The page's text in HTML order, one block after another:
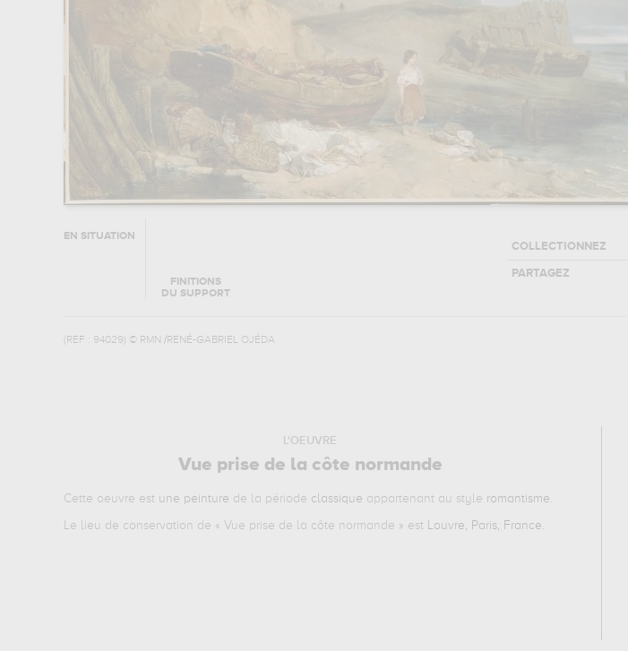
EN SITUATION
FINITIONS
DU SUPPORT
COLLECTIONNEZ
PARTAGEZ
(REF : 94029) © RMN /RENÉ-GABRIEL OJÉDA
L'OEUVRE
Vue prise de la côte normande
Cette oeuvre est une peinture de la période classique appartenant au style romantisme.
Le lieu de conservation de « Vue prise de la côte normande » est Louvre, Paris, France.